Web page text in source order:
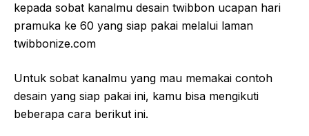
kepada sobat kanalmu desain twibbon ucapan hari
pramuka ke 60 yang siap pakai melalui laman
twibbonize.com
Untuk sobat kanalmu yang mau memakai contoh
desain yang siap pakai ini, kamu bisa mengikuti
beberapa cara berikut ini.